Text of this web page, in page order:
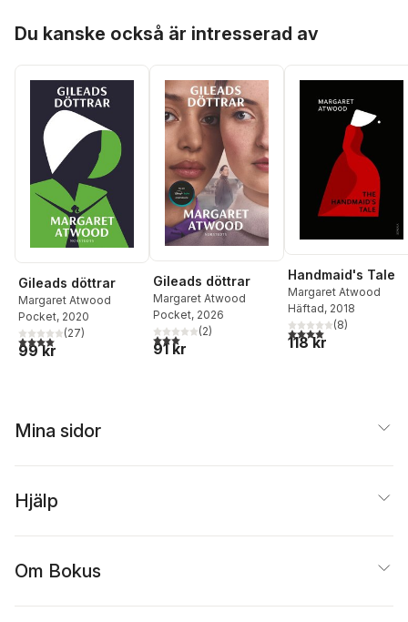
Du kanske också är intresserad av
Gileads döttrar
Margaret Atwood
Pocket, 2020
4,0utav 5 stjärnor. Totalt antal röster:
(27)
99 kr
Gileads döttrar
Margaret Atwood
Pocket, 2026
3,0utav 5 stjärnor. Totalt antal röster:
(2)
91 kr
Handmaid's Tale
Margaret Atwood
Häftad, 2018
4,0utav 5 stjärnor.
(8)
118 kr
Mina sidor
Hjälp
Om Bokus